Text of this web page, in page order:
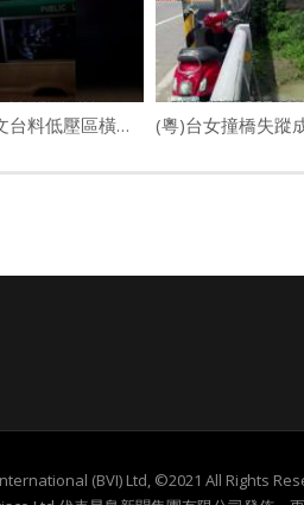
打風?天文台料低壓區橫過南海中北部並發展 周六起離岸高地吹強風 路徑仍存變數
(BVI) Ltd, ©2021 All Rights